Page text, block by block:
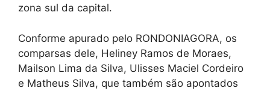
zona sul da capital.
Conforme apurado pelo RONDONIAGORA, os
comparsas dele, Heliney Ramos de Moraes,
Mailson Lima da Silva, Ulisses Maciel Cordeiro
e Matheus Silva, que também são apontados